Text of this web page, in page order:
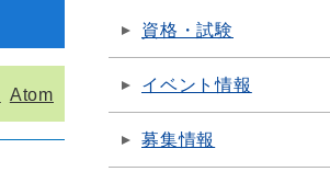
Atom
資格・試験
イベント情報
募集情報